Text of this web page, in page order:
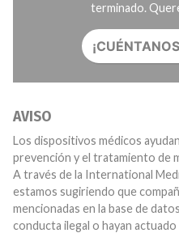
terminado.
AVISO
Los dispositivos médicos
prevención y el tratamiento de
A través de la International
estamos sugiriendo que
mencionadas en la base de
conducta ilegal o hayan